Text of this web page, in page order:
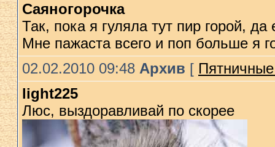
Саяногорочка
Так, пока я гуляла тут пир горой,
Мне пажаста всего и поп больше я
02.02.2010 09:48 Архив [
light225
Люс, выздоравливай по скорее